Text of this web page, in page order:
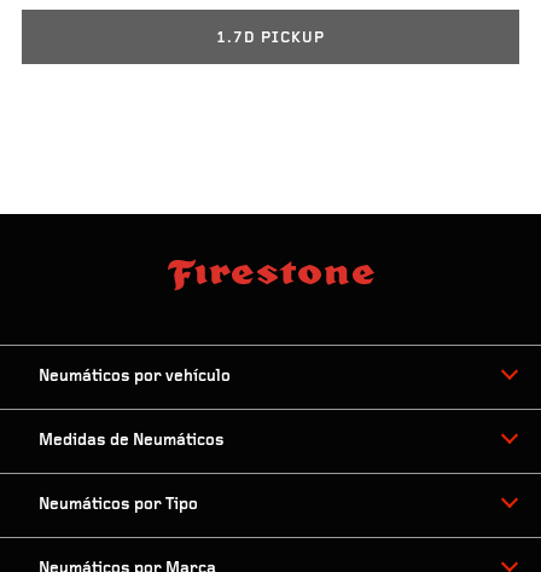
1.7D PICKUP
Neumáticos por vehículo
Medidas de Neumáticos
Neumáticos por Tipo